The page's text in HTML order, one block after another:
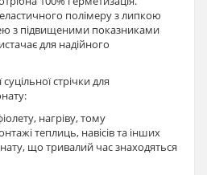
полімеру з липкою
з підвищеними показниками
для надійного
стрічки для
нагріву, тому
теплиць, навісів та інших
що тривалий час знаходяться